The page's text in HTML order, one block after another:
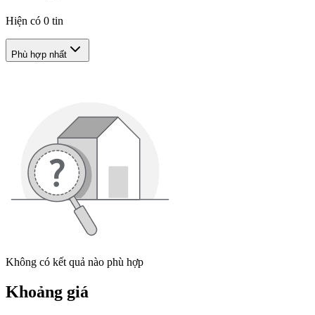
Hiện có 0 tin
Phù hợp nhất
Không có kết quả nào phù hợp
Khoảng giá